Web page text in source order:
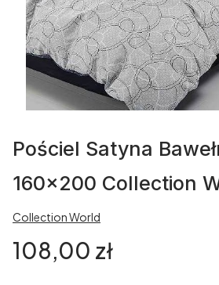
Pościel Satyna
160x200 Collection
Collection World
Cena
108,00 zł